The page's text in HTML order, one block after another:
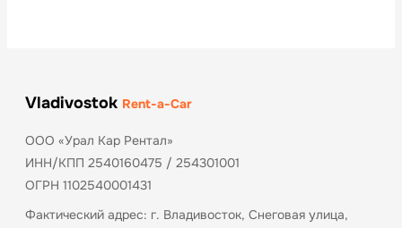
Vladivostok Rent-a-Car
ООО «Урал Кар Рентал»
ИНН/КПП 2540160475 / 254301001
ОГРН 1102540001431
Фактический адрес: г. Владивосток, Снеговая улица,